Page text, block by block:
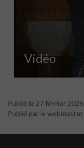
Vidéo
Publié le 27 février 2026
Publié par le webmaster